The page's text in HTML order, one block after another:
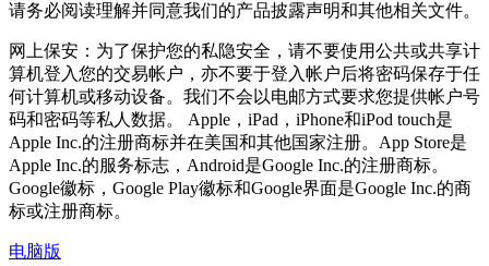
请务必阅读理解并同意我们的产品披露声明和其他相关文件。
网上保安：为了保护您的私隐安全，请不要使用公共或共享计
算机登入您的交易帐户，亦不要于登入帐户后将密码保存于任
何计算机或移动设备。我们不会以电邮方式要求您提供帐户号
码和密码等私人数据。 Apple，iPad，iPhone和iPod touch是
Apple Inc.的注册商标并在美国和其他国家注册。App Store是
Apple Inc.的服务标志，Android是Google Inc.的注册商标。
Google徽标，Google Play徽标和Google界面是Google Inc.的商
标或注册商标。
电脑版